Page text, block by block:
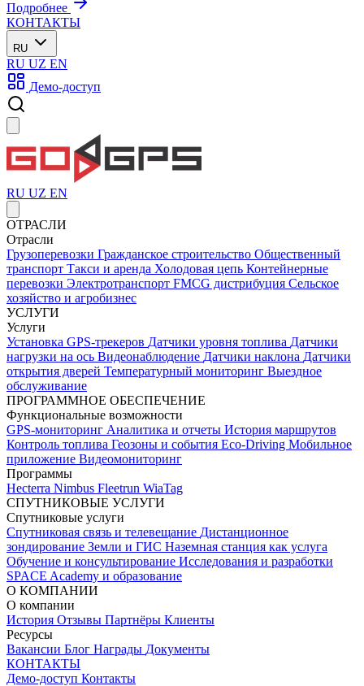
Подробнее
КОНТАКТЫ
RU
RU UZ EN
Демо-доступ
RU UZ EN
ОТРАСЛИ
Отрасли
Грузоперевозки Гражданское строительство Общественный
транспорт Такси и аренда Холодовая цепь Контейнерные
перевозки Электротранспорт FMCG дистрибуция Сельское
хозяйство и агробизнес
УСЛУГИ
Услуги
Установка GPS-трекеров Датчики уровня топлива Датчики
нагрузки на ось Видеонаблюдение Датчики наклона Датчики
открытия дверей Температурный мониторинг Выездное
обслуживание
ПРОГРАММНОЕ ОБЕСПЕЧЕНИЕ
Функциональные возможности
GPS-мониторинг Аналитика и отчеты История маршрутов
Контроль топлива Геозоны и события Eco-Driving Мобильное
приложение Видеомониторинг
Программы
Hecterra Nimbus Fleetrun WiaTag
СПУТНИКОВЫЕ УСЛУГИ
Спутниковые услуги
Спутниковая связь и телевещание Дистанционное
зондирование Земли и ГИС Наземная станция как услуга
Обучение и консультирование Исследования и разработки
SPACE Academy и образование
О КОМПАНИИ
О компании
История Отзывы Партнёры Клиенты
Ресурсы
Вакансии Блог Награды Документы
КОНТАКТЫ
Демо-доступ Контакты